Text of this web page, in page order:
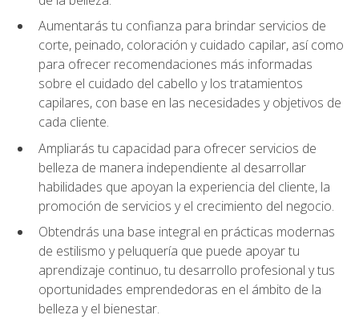
Aumentarás tu confianza para brindar servicios de
corte, peinado, coloración y cuidado capilar, así como
para ofrecer recomendaciones más informadas
sobre el cuidado del cabello y los tratamientos
capilares, con base en las necesidades y objetivos de
cada cliente.
Ampliarás tu capacidad para ofrecer servicios de
belleza de manera independiente al desarrollar
habilidades que apoyan la experiencia del cliente, la
promoción de servicios y el crecimiento del negocio.
Obtendrás una base integral en prácticas modernas
de estilismo y peluquería que puede apoyar tu
aprendizaje continuo, tu desarrollo profesional y tus
oportunidades emprendedoras en el ámbito de la
belleza y el bienestar.